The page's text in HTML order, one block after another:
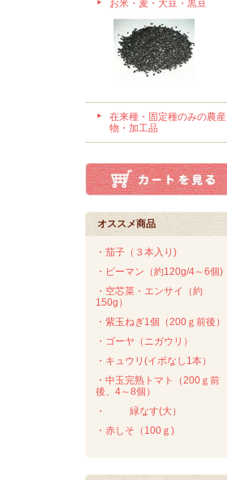
お米・麦・大豆・黒豆
在来種・固定種のみの農産
物・加工品
オススメ商品
・茄子（３本入り)
・ピーマン（約120g/4～6個)
・空芯菜・エンサイ（約
150g）
・紫玉ねぎ1個（200ｇ前後）
・ゴーヤ（ニガウリ）
・キュウリ(イボなし1本）
・中玉完熟トマト（200ｇ前
後、4～8個）
・
緑なす(大）
・赤しそ（100ｇ)